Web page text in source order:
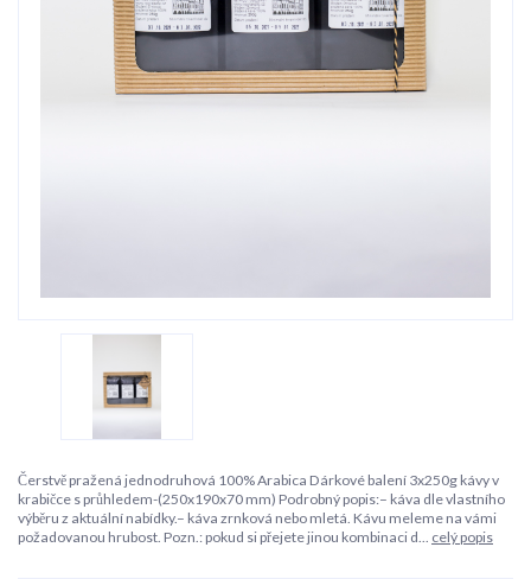
Čerstvě pražená jednodruhová 100% Arabica Dárkové balení 3x250g kávy v
krabičce s průhledem-(250x190x70 mm) Podrobný popis:– káva dle vlastního
výběru z aktuální nabídky.– káva zrnková nebo mletá. Kávu meleme na vámi
požadovanou hrubost. Pozn.: pokud si přejete jinou kombinaci d... celý popis